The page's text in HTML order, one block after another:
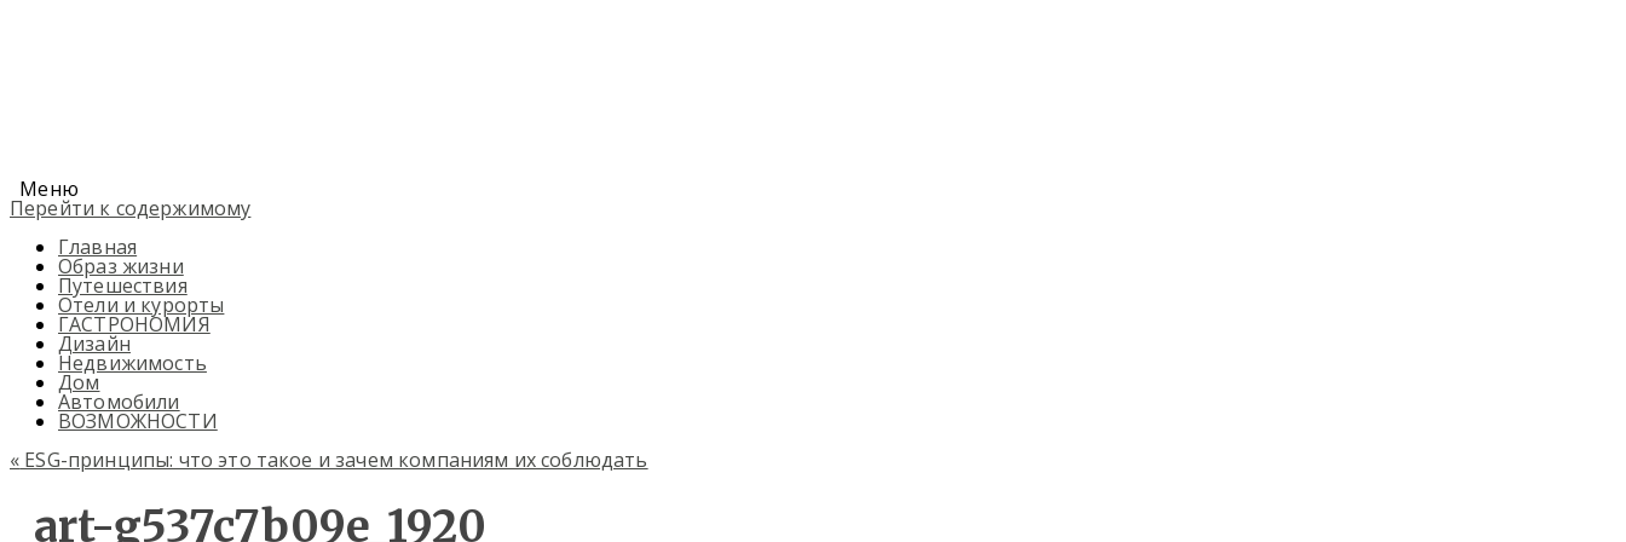
Меню
Перейти к содержимому
Главная
Образ жизни
Путешествия
Отели и курорты
ГАСТРОНОМИЯ
Дизайн
Недвижимость
Дом
Автомобили
ВОЗМОЖНОСТИ
« ESG-принципы: что это такое и зачем компаниям их соблюдать
art-g537c7b09e_1920